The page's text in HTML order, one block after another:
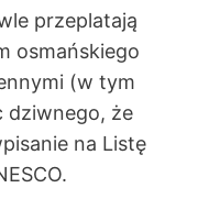
przeplatają
osmańskiego
(w tym
dziwnego, że
na Listę